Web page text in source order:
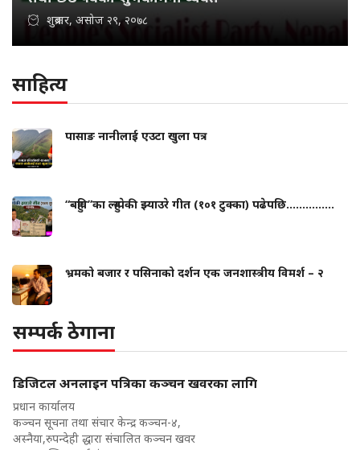
शुक्रबार, असोज २९, २०७८
साहित्य
पासाङ नानीलाई एउटा खुला पत्र
“बहुवि”का ल्हुम्पेकी झ्याउरे गीत (१०१ टुक्का) पढेपछि...............
भ्रमको बजार र पसिनाको दर्शन एक जनशास्त्रीय विमर्श – २
सम्पर्क ठेगाना
डिजिटल अनलाइन पत्रिका कञ्चन खवरका लागि
प्रधान कार्यालय
कञ्चन सूचना तथा संचार केन्द्र कञ्चन-४,
अस्नैया,रुपन्देही द्धारा संचालित कञ्चन खवर